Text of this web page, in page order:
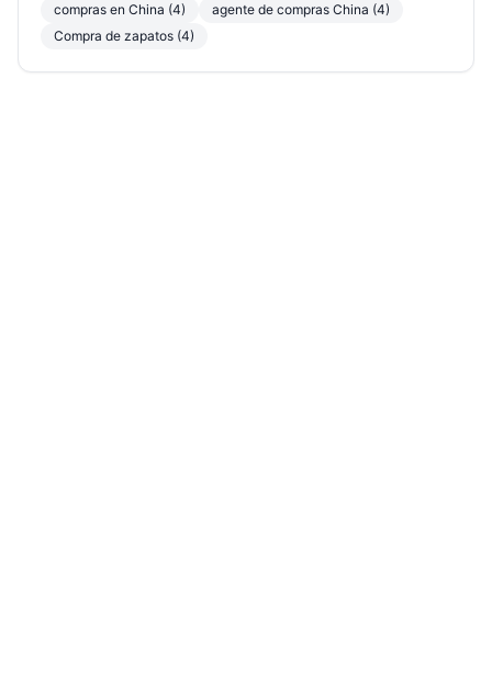
compras en China (4)
agente de compras China (4)
Compra de zapatos (4)